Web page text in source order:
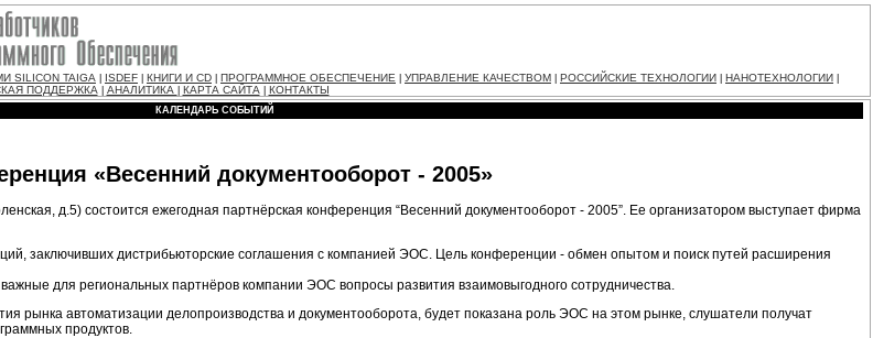
TAIGA ISDEF КНИГИ И CD ПРОГРАММНОЕ ОБЕСПЕЧЕНИЕ УПРАВЛЕНИЕ КАЧЕСТВОМ РОССИЙСКИЕ ТЕХНОЛОГИИ НАНОТЕХНОЛОГИИ
ПОДДЕРЖКА| АНАЛИТИКА КАРТА САЙТА| КОНТАКТЫ
КАЛЕНДАРЬ СОБЫТИЙ
«Весенний документооборот - 2005»
д.5) состоится ежегодная партнёрская конференция “Весенний документооборот - 2005”. Ее организатором выступает фирма
заключивших дистрибьюторские соглашения с компанией ЭОС. Цель конференции - обмен опытом и поиск путей расширения
для региональных партнёров компании ЭОС вопросы развития взаимовыгодного сотрудничества.
рынка автоматизации делопроизводства и документооборота, будет показана роль ЭОС на этом рынке, слушатели получат
продуктов.